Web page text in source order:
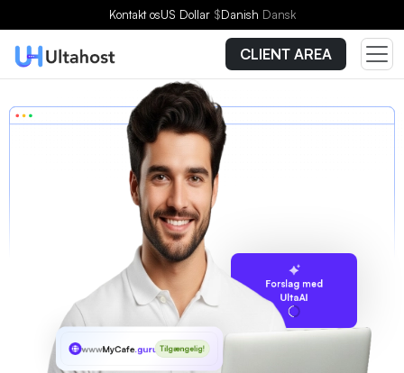
Kontakt osUS Dollar $Danish Dansk
CLIENT AREA
Forslag med
UltaAI
wwwMyCafe.guru Tilgængelig!